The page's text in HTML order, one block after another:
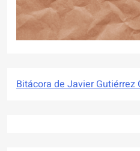
Bitácora de Javier Gutiérrez